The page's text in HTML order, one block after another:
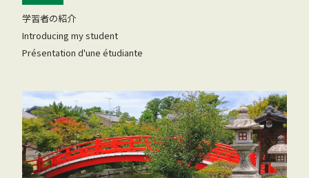
学習者の紹介
Introducing my student
Présentation d'une étudiante